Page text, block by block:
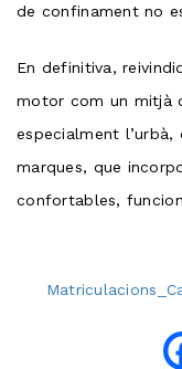
de confinament no
En definitiva,
motor com un mitjà
especialment
marques, que
confortables,